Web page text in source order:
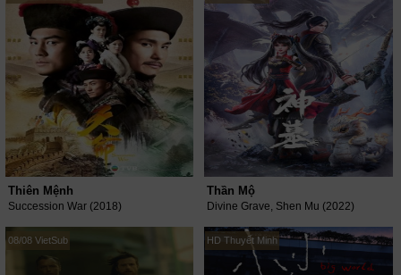
Thiên Mệnh
Succession War (2018)
Thần Mộ
Divine Grave, Shen Mu (2022)
08/08 VietSub HD Thuyết Minh